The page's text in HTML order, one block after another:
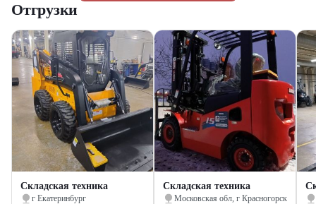
Отгрузки
Складская техника
г Екатеринбург
Складская техника
Московская обл, г Красногорск